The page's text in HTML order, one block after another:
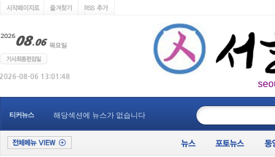
티커뉴스 해당섹션에 뉴스가 없습니다